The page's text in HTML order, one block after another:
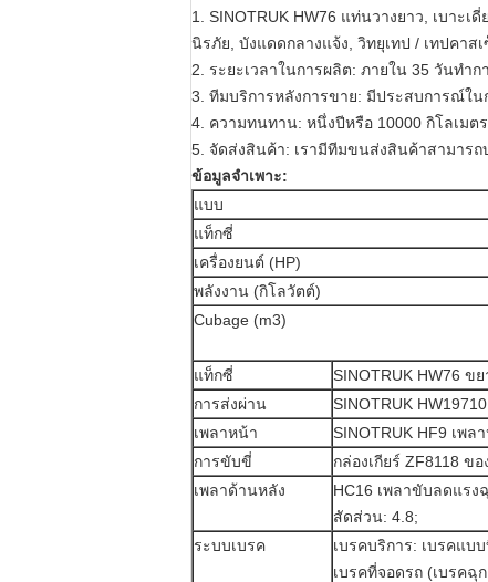
1. SINOTRUK HW76 แท่นวางยาว, เบาะ
นิรภัย, บังแดดกลางแจ้ง, วิทยุเทป / เทปคาส
2. ระยะเวลาในการผลิต: ภายใน 35 วันทำก
3. ทีมบริการหลังการขาย: มีประสบการณ์ใน
4. ความทนทาน: หนึ่งปีหรือ 10000 กิโลเมตร
5. จัดส่งสินค้า: เรามีทีมขนส่งสินค้าสามาร
ข้อมูลจำเพาะ:
แบบ
แท็กซี่
เครื่องยนต์ (HP)
พลังงาน (กิโลวัตต์)
Cubage (m3)
แท็กซี่
SINOTRUK HW76 ข
การส่งผ่าน
SINOTRUK
เพลาหน้า
SINOTRUK HF9 เพ
การขับขี่
กล่องเกียร์ ZF8118 ข
เพลาด้านหลัง
HC16 เพลาขับลดแรง
สัดส่วน: 4.8;
ระบบเบรค
เบรคบริการ: เบรคแบ
เบรคที่จอดรถ (เบรคฉุ